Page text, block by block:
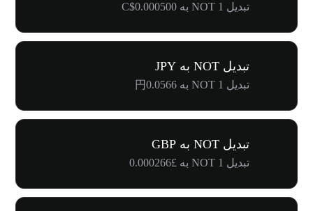
تبدیل 1 NOT به C$0.000500
تبدیل NOT به JPY
تبدیل 1 NOT به 円0.0566
تبدیل NOT به GBP
تبدیل 1 NOT به £0.000266